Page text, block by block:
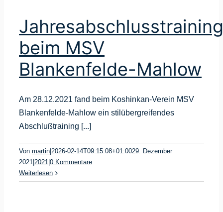
Jahresabschlusstraining
beim MSV
Blankenfelde-Mahlow
Am 28.12.2021 fand beim Koshinkan-Verein MSV
Blankenfelde-Mahlow ein stilübergreifendes
Abschlußtraining [...]
Von martin 2026-02-14T09:15:08+01:0029. Dezember
2021 2021 0 Kommentare
Weiterlesen